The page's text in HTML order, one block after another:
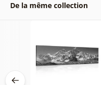
De la même collection